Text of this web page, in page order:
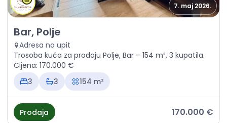
7. maj 2026.
Prodaja - Kuća Bar, Polje
Bar, Polje
Adresa na upit
Trosoba kuća za prodaju Polje, Bar – 154 m², 3 kupatila.
Cijena: 170.000 €
3
3 154 m²
Prodaja 170.000 €